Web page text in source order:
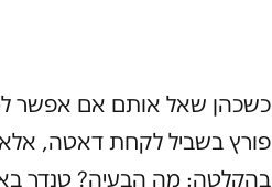
כשכהן שאל אותם אם אפשר
פורץ בשביל לקחת דאטה,
בהקלטה: מה הבעיה? טנדר